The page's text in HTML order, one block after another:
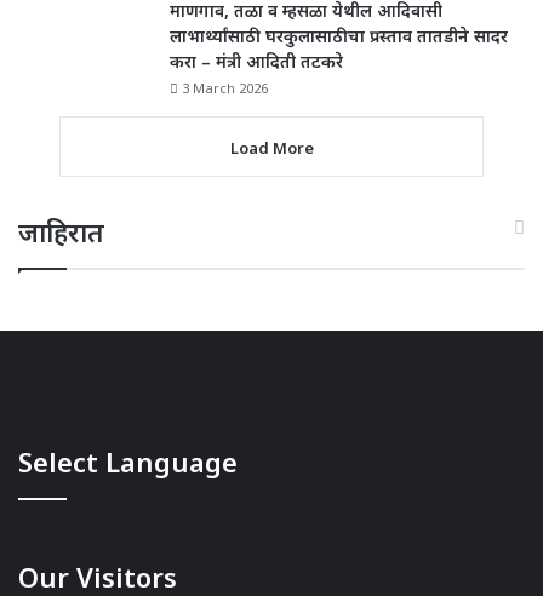
माणगाव, तळा व म्हसळा येथील आदिवासी
लाभार्थ्यांसाठी घरकुलासाठीचा प्रस्ताव तातडीने सादर
करा – मंत्री आदिती तटकरे
3 March 2026
Load More
जाहिरात
Select Language
Our Visitors